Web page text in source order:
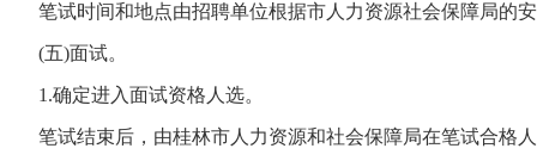
笔试时间和地点由招聘单位根据市人力资源社会保障局的
(五)面试。
1.确定进入面试资格人选。
笔试结束后，由桂林市人力资源和社会保障局在笔试合格人